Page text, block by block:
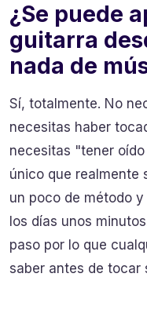
¿Se puede
guitarra
nada de
Sí, totalmente. No
necesitas haber
necesitas "tener
único que realmente
un poco de método
los días unos
paso por lo que
saber antes de tocar